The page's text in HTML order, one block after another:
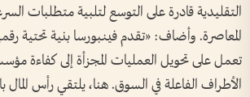
التقليدية قادرة على التوسع لتلبية متطلبات
المعاصرة. وأضاف: «تقدم فينبورسا بنية تحتية
تعمل على تحويل العمليات المجزأة إلى كفاءة
الأطراف الفاعلة في السوق. هنا، يلتقي رأس المال